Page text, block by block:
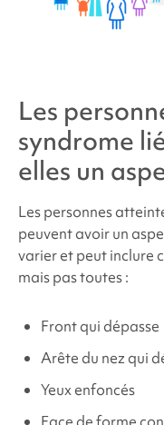
Les
syndrome
elles un
Les personnes
peuvent avoir un
varier et peut inclure
mais pas toutes :
Front qui dépasse
Arête du nez qui
Yeux enfoncés